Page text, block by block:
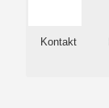
Kontakt